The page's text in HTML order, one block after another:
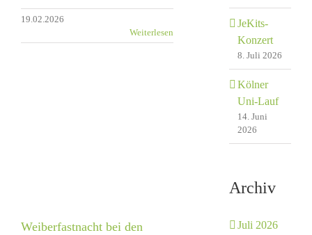
19.02.2026
Weiterlesen
Weiberfastnacht bei den
JeKits-
Konzert
8. Juli 2026
Kölner
Uni-Lauf
14. Juni
2026
Archiv
Juli 2026